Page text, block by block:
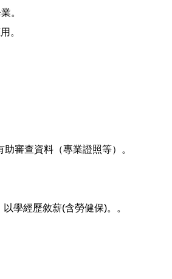
。
。
審查資料（專業證照等）。
學經歷敘薪(含勞健保)。。